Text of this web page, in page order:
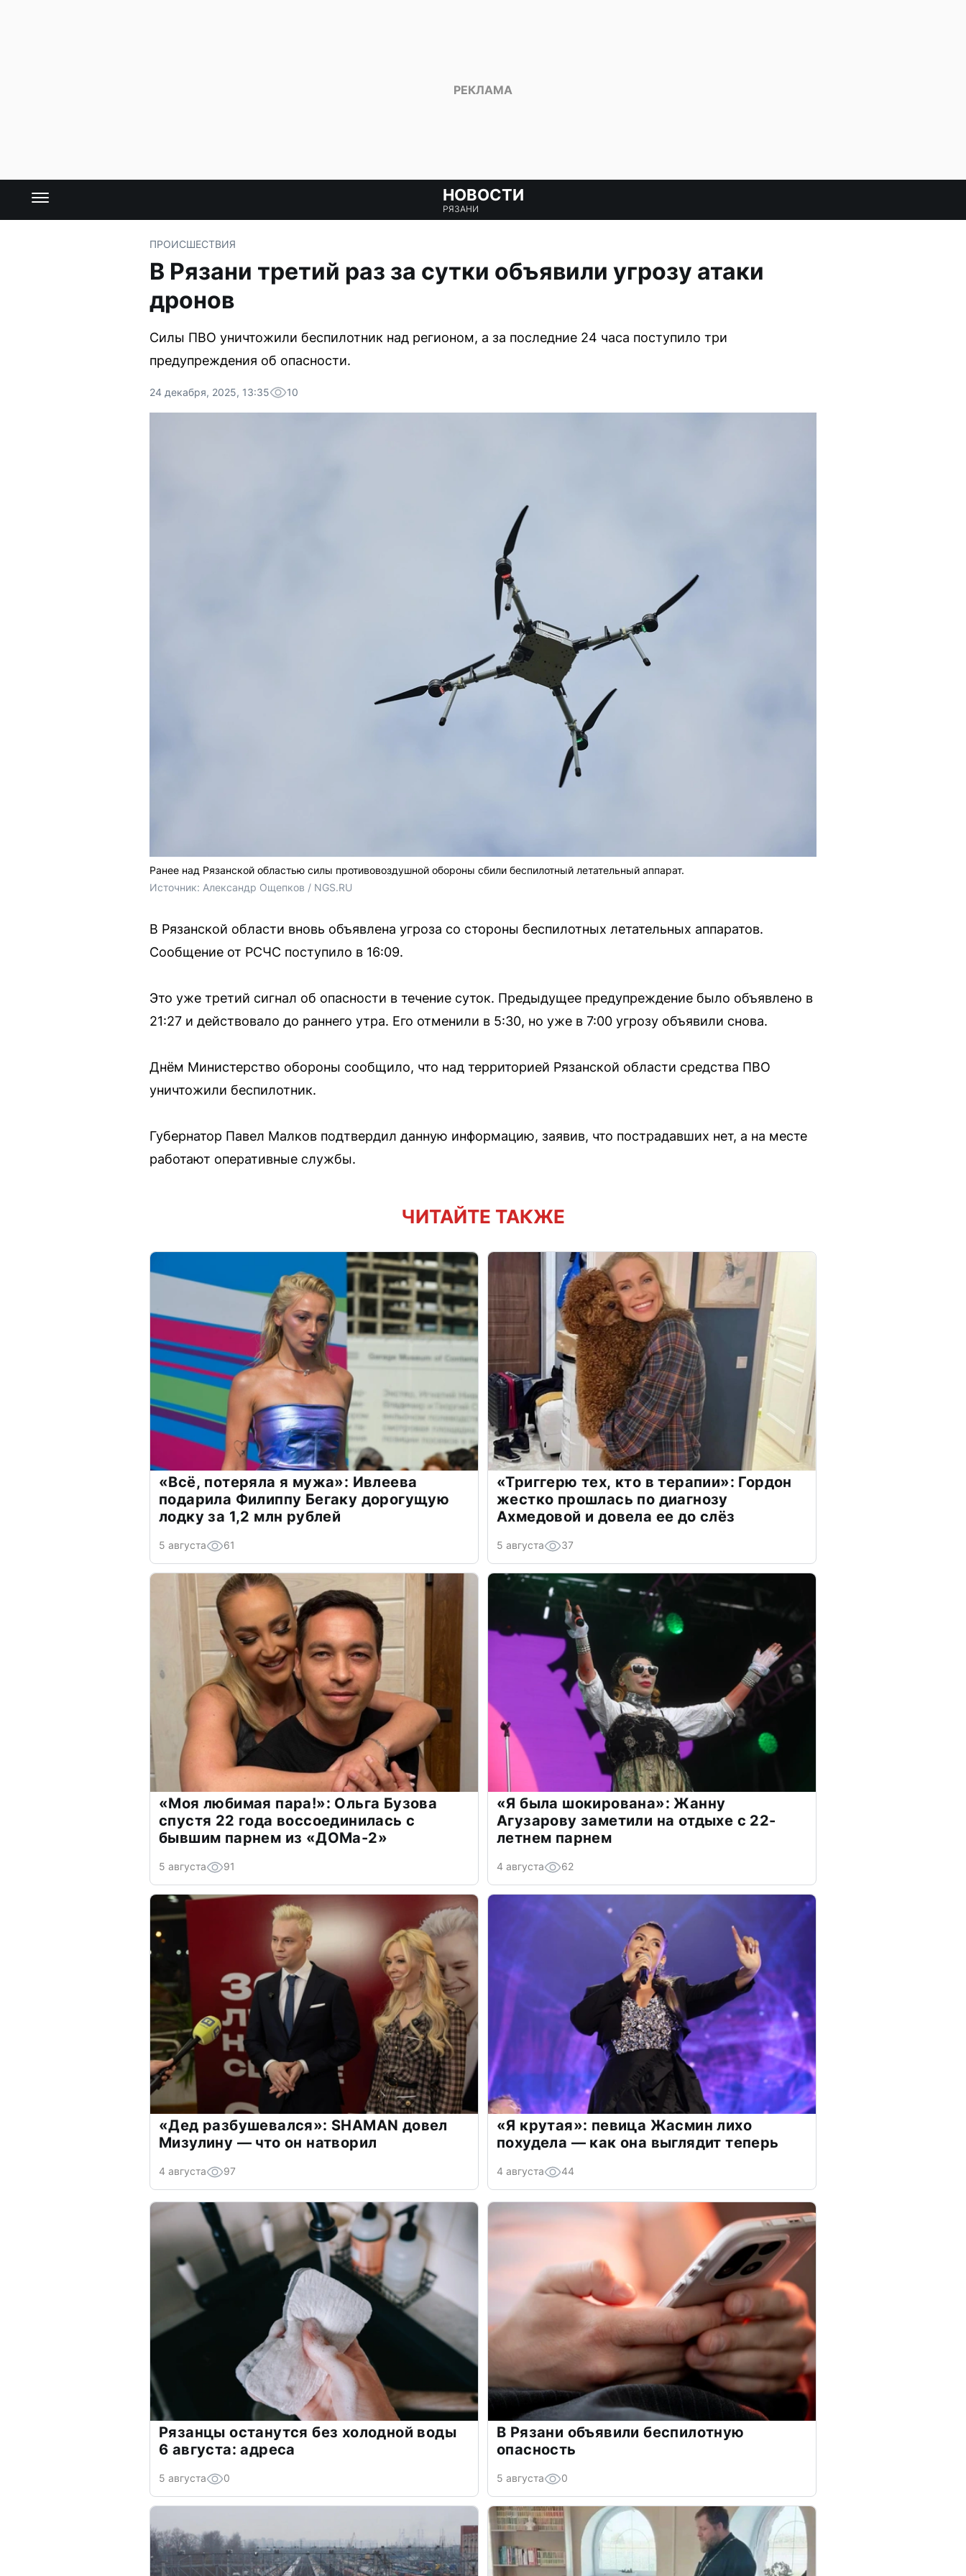
НОВОСТИ
РЯЗАНИ
ПРОИСШЕСТВИЯ
В Рязани третий раз за сутки объявили угрозу атаки
дронов
Силы ПВО уничтожили беспилотник над регионом, а за последние 24 часа поступило три
предупреждения об опасности.
24 декабря, 2025, 13:35 10
Ранее над Рязанской областью силы противовоздушной обороны сбили беспилотный летательный аппарат.
Источник: Александр Ощепков / NGS.RU
В Рязанской области вновь объявлена угроза со стороны беспилотных летательных аппаратов.
Сообщение от РСЧС поступило в 16:09.
Это уже третий сигнал об опасности в течение суток. Предыдущее предупреждение было объявлено в
21:27 и действовало до раннего утра. Его отменили в 5:30, но уже в 7:00 угрозу объявили снова.
Днём Министерство обороны сообщило, что над территорией Рязанской области средства ПВО
уничтожили беспилотник.
Губернатор Павел Малков подтвердил данную информацию, заявив, что пострадавших нет, а на месте
работают оперативные службы.
ЧИТАЙТЕ ТАКЖЕ
«Всё, потеряла я мужа»: Ивлеева
подарила Филиппу Бегаку дорогущую
лодку за 1,2 млн рублей
5 августа 61
«Триггерю тех, кто в терапии»: Гордон
жестко прошлась по диагнозу
Ахмедовой и довела ее до слёз
5 августа 37
«Моя любимая пара!»: Ольга Бузова
спустя 22 года воссоединилась с
бывшим парнем из «ДОМа-2»
5 августа 91
«Я была шокирована»: Жанну
Агузарову заметили на отдыхе с 22-
летнем парнем
4 августа 62
«Дед разбушевался»: SHAMAN довел
Мизулину — что он натворил
4 августа 97
«Я крутая»: певица Жасмин лихо
похудела — как она выглядит теперь
4 августа 44
Рязанцы останутся без холодной воды
6 августа: адреса
5 августа 0
В Рязани объявили беспилотную
опасность
5 августа 0